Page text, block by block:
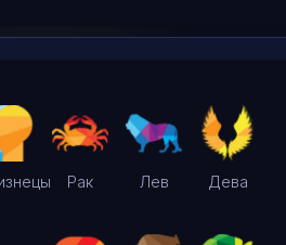
Рак Лев Дева